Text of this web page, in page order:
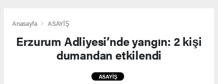
Anasayfa ASAYİŞ
Erzurum Adliyesi’nde yangın: 2 kişi
dumandan etkilendi
ASAYİŞ